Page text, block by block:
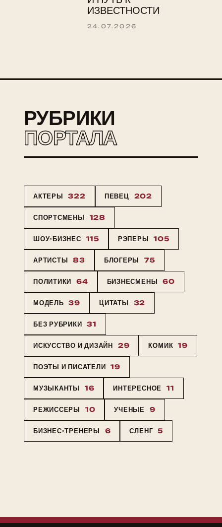
ИЗВЕСТНОСТИ
24.07.2026
РУБРИКИ
ПОРТАЛА
АКТЕРЫ 322 ПЕВЕЦ 202
СПОРТСМЕНЫ 128
ШОУ-БИЗНЕС 115 РЭПЕРЫ 105
АРТИСТЫ 83 БЛОГЕРЫ 75
ПОЛИТИКИ 64 БИЗНЕСМЕНЫ 60
МОДЕЛЬ 39 ЦИТАТЫ 32
БЕЗ РУБРИКИ 31
ИСКУССТВО И ДИЗАЙН 29 КОМИК 19
ПОЭТЫ И ПИСАТЕЛИ 19
МУЗЫКАНТЫ 16 ИНТЕРЕСНОЕ 11
РЕЖИССЕРЫ 10 УЧЕНЫЕ 9
БИЗНЕС-ТРЕНЕРЫ 6 СЛЕНГ 5